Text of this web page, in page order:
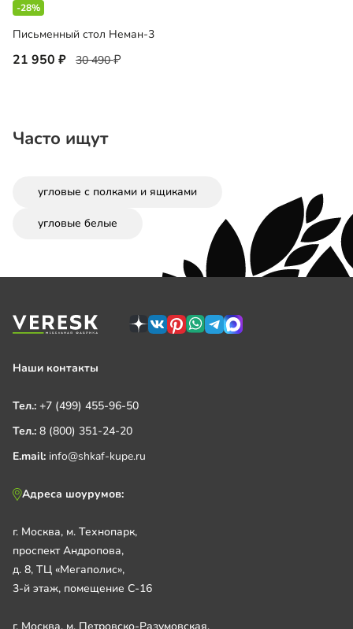
-28%
Письменный стол Неман-3
21 950 30 490
Часто ищут
угловые с полками и ящиками
угловые белые
Наши контакты
Тел.: +7 (499) 455-96-50
Тел.: 8 (800) 351-24-20
E.mail: info@shkaf-kupe.ru
Адреса шоурумов:
г. Москва, м. Технопарк,
проспект Андропова,
д. 8, ТЦ «Мегаполис»,
3-й этаж, помещение С-16